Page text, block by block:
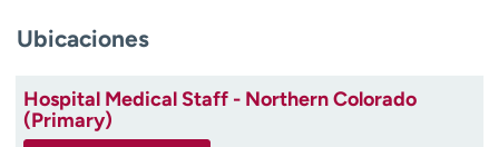
m
e
n
Ubicaciones
Hospital Medical Staff - Northern Colorado
(Primary)